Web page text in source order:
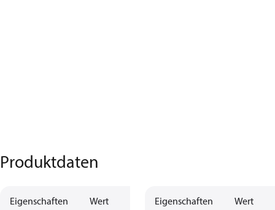
Produktdaten
Eigenschaften Wert Eigenschaften Wert